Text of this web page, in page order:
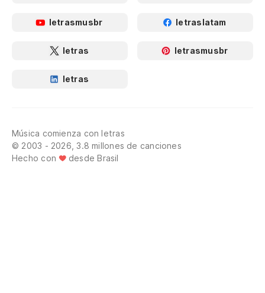
letrasmusbr letraslatam
letras letrasmusbr
letras
Música comienza con letras
© 2003 - 2026, 3.8 millones de canciones
Hecho con
desde Brasil